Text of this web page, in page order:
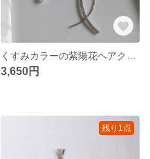
3,650円
残り1点